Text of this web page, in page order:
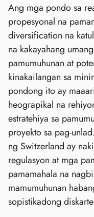
Ang mga pondo sa
propesyonal na
diversification na
na kakayahang
pamumuhunan at
kinakailangan sa
pondong ito ay
heograpikal na
estratehiya sa
proyekto sa pag-
ng Switzerland ay
regulasyon at mga
pamamahala na
mamumuhunan
sopistikadong